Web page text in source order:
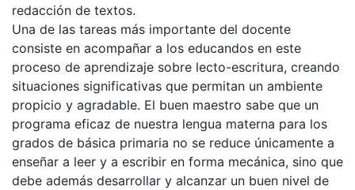
redacción de textos.
Una de las tareas más importante del docente
consiste en acompañar a los educandos en este
proceso de aprendizaje sobre lecto-escritura, creando
situaciones significativas que permitan un ambiente
propicio y agradable. El buen maestro sabe que un
programa eficaz de nuestra lengua materna para los
grados de básica primaria no se reduce únicamente a
enseñar a leer y a escribir en forma mecánica, sino que
debe además desarrollar y alcanzar un buen nivel de